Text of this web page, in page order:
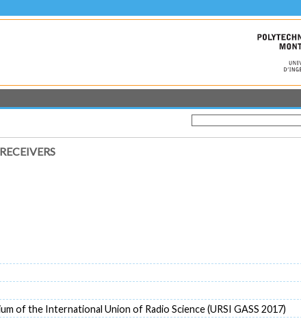
of the International Union of Radio Science (URSI GASS 2017)